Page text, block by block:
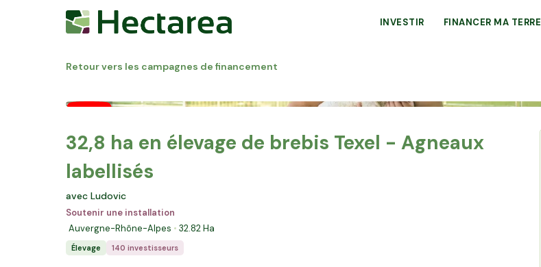
INVESTIR FINANCER MA TERRE
Retour vers les campagnes de financement
32,8 ha en élevage de brebis Texel - Agneaux
labellisés
avec Ludovic
Soutenir une installation
Auvergne-Rhône-Alpes
32.82Ha
Élevage 140 investisseurs